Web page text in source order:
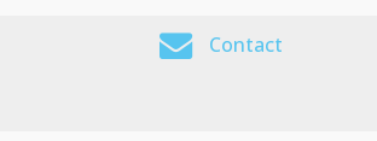
Contact